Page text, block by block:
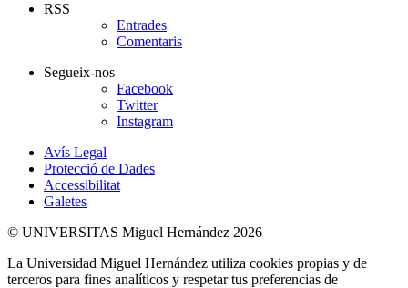
RSS
Entrades
Comentaris
Segueix-nos
Facebook
Twitter
Instagram
Avís Legal
Protecció de Dades
Accessibilitat
Galetes
© UNIVERSITAS Miguel Hernández 2026
La Universidad Miguel Hernández utiliza cookies propias y de
terceros para fines analíticos y respetar tus preferencias de